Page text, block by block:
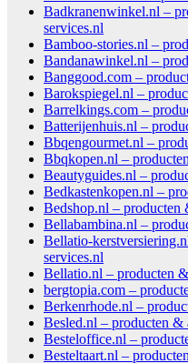
Badkranenwinkel.nl –
services.nl
Bamboo-stories.nl –
Bandanawinkel.nl –
Banggood.com –
Barokspiegel.nl –
Barrelkings.com –
Batterijenhuis.nl –
Bbqengourmet.nl –
Bbqkopen.nl –
Beautyguides.nl –
Bedkastenkopen.nl –
Bedshop.nl – producten
Bellabambina.nl –
Bellatio-
services.nl
Bellatio.nl – producten
bergtopia.com –
Berkenrhode.nl –
Besled.nl – producten &
Besteloffice.nl –
Besteltaart.nl –